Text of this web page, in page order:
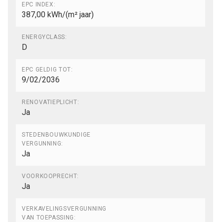
EPC INDEX:
387,00 kWh/(m² jaar)
ENERGYCLASS:
D
EPC GELDIG TOT:
9/02/2036
RENOVATIEPLICHT:
Ja
STEDENBOUWKUNDIGE
VERGUNNING:
Ja
VOORKOOPRECHT:
Ja
VERKAVELINGSVERGUNNING
VAN TOEPASSING: